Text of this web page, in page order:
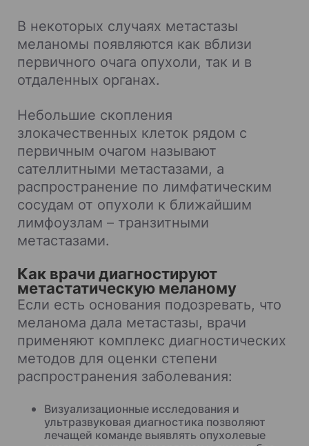
В некоторых случаях метастазы
меланомы появляются как вблизи
первичного очага опухоли, так и в
отдаленных органах.
Небольшие скопления
злокачественных клеток рядом с
первичным очагом называют
сателлитными метастазами, а
распространение по лимфатическим
сосудам от опухоли к ближайшим
лимфоузлам – транзитными
метастазами.
Как врачи диагностируют
метастатическую меланому
Если есть основания подозревать, что
меланома дала метастазы, врачи
применяют комплекс диагностических
методов для оценки степени
распространения заболевания:
Визуализационные исследования и
ультразвуковая диагностика позволяют
лечащей команде выявлять опухолевые